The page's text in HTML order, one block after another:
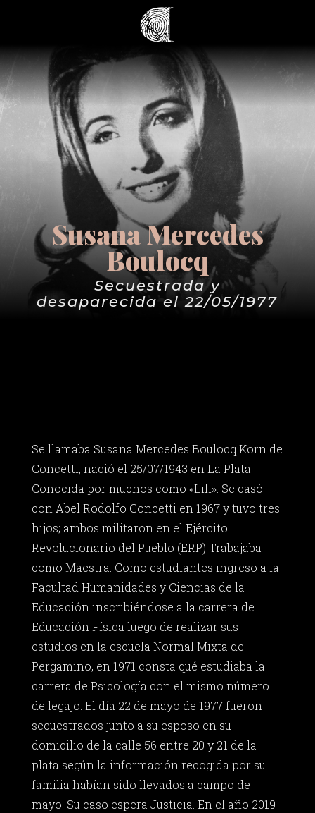
Susana Mercedes
Boulocq
Secuestrada y
desaparecida el 22/05/1977
Se llamaba Susana Mercedes Boulocq Korn de
Concetti, nació el 25/07/1943 en La Plata.
Conocida por muchos como «Lili». Se casó
con Abel Rodolfo Concetti en 1967 y tuvo tres
hijos; ambos militaron en el Ejército
Revolucionario del Pueblo (ERP) Trabajaba
como Maestra. Como estudiantes ingreso a la
Facultad Humanidades y Ciencias de la
Educación inscribiéndose a la carrera de
Educación Física luego de realizar sus
estudios en la escuela Normal Mixta de
Pergamino, en 1971 consta qué estudiaba la
carrera de Psicología con el mismo número
de legajo. El día 22 de mayo de 1977 fueron
secuestrados junto a su esposo en su
domicilio de la calle 56 entre 20 y 21 de la
plata según la información recogida por su
familia habían sido llevados a campo de
mayo. Su caso espera Justicia. En el año 2019